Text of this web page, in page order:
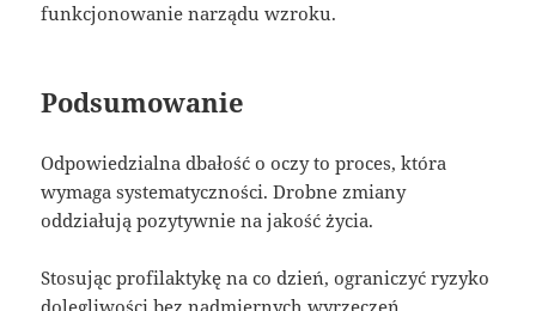
funkcjonowanie narządu wzroku.
Podsumowanie
Odpowiedzialna dbałość o oczy to proces, która
wymaga systematyczności. Drobne zmiany
oddziałują pozytywnie na jakość życia.
Stosując profilaktykę na co dzień, ograniczyć ryzyko